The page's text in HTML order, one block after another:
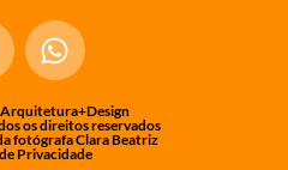
os direitos reservados
fotógrafa Clara Beatriz
Privacidade